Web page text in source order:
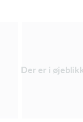
Der er i